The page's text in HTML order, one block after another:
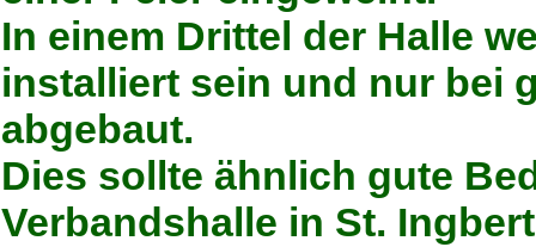
In einem Drittel der Halle
installiert sein und nur bei
abgebaut.
Dies sollte ähnlich gute
Verbandshalle in St.